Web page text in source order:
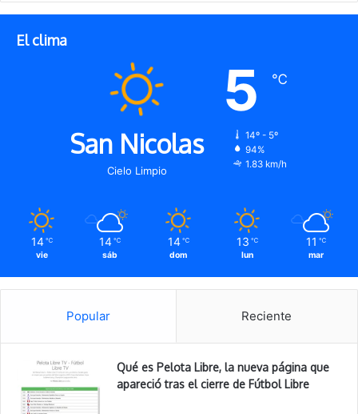
El clima
San Nicolas
Cielo Limpio
5 ℃
14º - 5º
94%
1.83 km/h
14 ℃
vie
14 ℃
sáb
14 ℃
dom
13 ℃
lun
11 ℃
mar
Popular Reciente
Qué es Pelota Libre, la nueva página que
apareció tras el cierre de Fútbol Libre